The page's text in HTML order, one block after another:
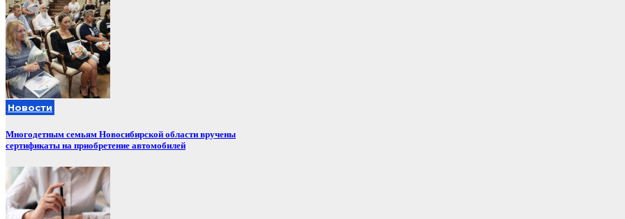
Новости
Многодетным семьям Новосибирской области вручены
сертификаты на приобретение автомобилей